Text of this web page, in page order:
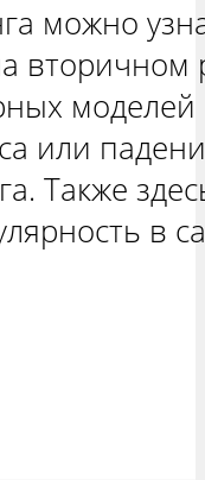
можно
или
Также
в